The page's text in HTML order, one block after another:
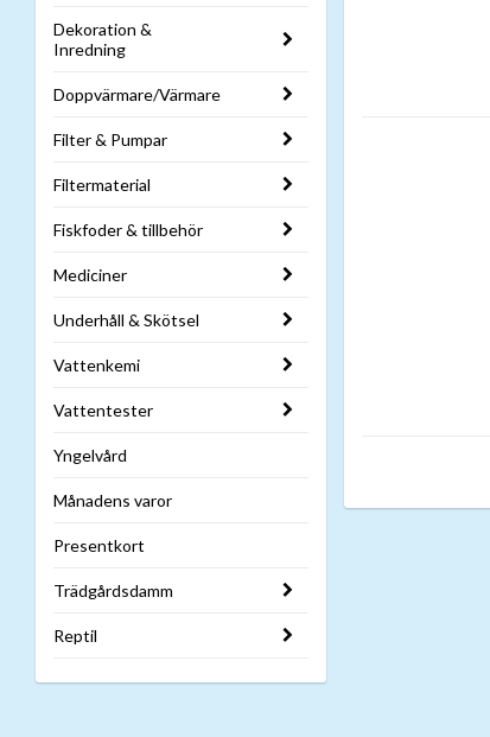
Dekoration &
Inredning
Doppvärmare/Värmare
Filter & Pumpar
Filtermaterial
Fiskfoder & tillbehör
Mediciner
Underhåll & Skötsel
Vattenkemi
Vattentester
Yngelvård
Månadens varor
Presentkort
Trädgårdsdamm
Reptil